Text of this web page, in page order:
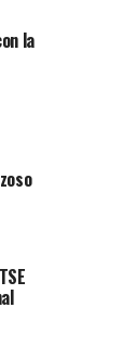
la